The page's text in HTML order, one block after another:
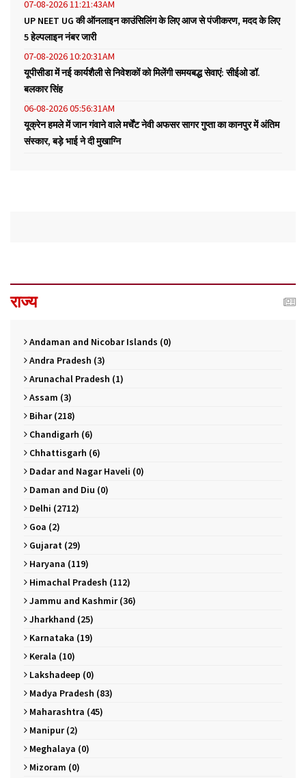
07-08-2026 11:21:43AM
UP NEET UG की ऑनलाइन काउंसिलिंग के लिए आज से पंजीकरण, मदद के लिए
5 हेल्पलाइन नंबर जारी
07-08-2026 10:20:31AM
यूपीसीडा में नई कार्यशैली से निवेशकों को मिलेंगी समयबद्ध सेवाएं: सीईओ डॉ.
बलकार सिंह
06-08-2026 05:56:31AM
यूक्रेन हमले में जान गंवाने वाले मर्चेंट नेवी अफसर सागर गुप्ता का कानपुर में अंतिम
संस्कार, बड़े भाई ने दी मुखाग्नि
राज्य
Andaman and Nicobar Islands (0)
Andra Pradesh (3)
Arunachal Pradesh (1)
Assam (3)
Bihar (218)
Chandigarh (6)
Chhattisgarh (6)
Dadar and Nagar Haveli (0)
Daman and Diu (0)
Delhi (2712)
Goa (2)
Gujarat (29)
Haryana (119)
Himachal Pradesh (112)
Jammu and Kashmir (36)
Jharkhand (25)
Karnataka (19)
Kerala (10)
Lakshadeep (0)
Madya Pradesh (83)
Maharashtra (45)
Manipur (2)
Meghalaya (0)
Mizoram (0)